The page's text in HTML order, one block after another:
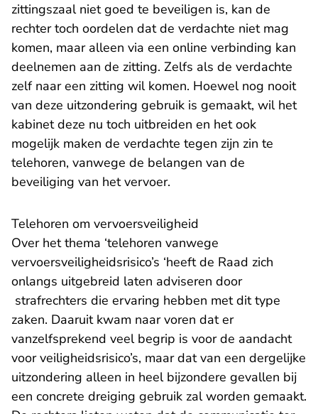
zittingszaal niet goed te beveiligen is, kan de
rechter toch oordelen dat de verdachte niet mag
komen, maar alleen via een online verbinding kan
deelnemen aan de zitting. Zelfs als de verdachte
zelf naar een zitting wil komen. Hoewel nog nooit
van deze uitzondering gebruik is gemaakt, wil het
kabinet deze nu toch uitbreiden en het ook
mogelijk maken de verdachte tegen zijn zin te
telehoren, vanwege de belangen van de
beveiliging van het vervoer.
Telehoren om vervoersveiligheid
Over het thema ‘telehoren vanwege
vervoersveiligheidsrisico’s ‘heeft de Raad zich
onlangs uitgebreid laten adviseren door
strafrechters die ervaring hebben met dit type
zaken. Daaruit kwam naar voren dat er
vanzelfsprekend veel begrip is voor de aandacht
voor veiligheidsrisico’s, maar dat van een dergelijke
uitzondering alleen in heel bijzondere gevallen bij
een concrete dreiging gebruik zal worden gemaakt.